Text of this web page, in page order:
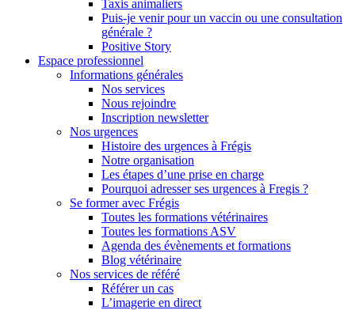
Taxis animaliers
Puis-je venir pour un vaccin ou une consultation
générale ?
Positive Story
Espace professionnel
Informations générales
Nos services
Nous rejoindre
Inscription newsletter
Nos urgences
Histoire des urgences à Frégis
Notre organisation
Les étapes d’une prise en charge
Pourquoi adresser ses urgences à Fregis ?
Se former avec Frégis
Toutes les formations vétérinaires
Toutes les formations ASV
Agenda des évènements et formations
Blog vétérinaire
Nos services de référé
Référer un cas
L’imagerie en direct